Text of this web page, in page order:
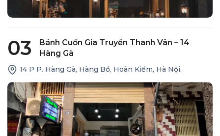
03
Bánh Cuốn Gia Truyền Thanh Vân – 14
Hàng Gà
14 P P. Hàng Gà, Hàng Bồ, Hoàn Kiếm, Hà Nội.